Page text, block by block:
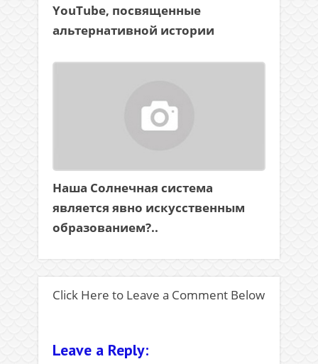
YouTube, посвященные
альтернативной истории
Наша Солнечная система
является явно искусственным
образованием?..
Click Here to Leave a Comment Below
Leave a Reply: